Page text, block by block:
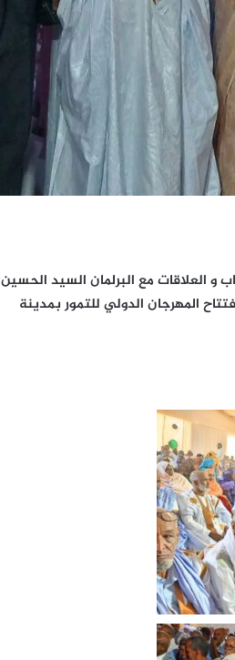
و العلاقات مع البرلمان السيد الحسين
زينب بنت أحمدناه اليوم الجمعة 25 يوليو على افتتاح المهرجان الدولي للتمور بمدينة